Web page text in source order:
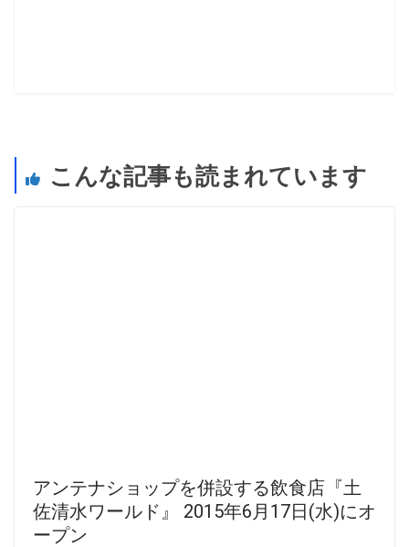
こんな記事も読まれています
アンテナショップを併設する飲食店『土
佐清水ワールド』 2015年6月17日(水)にオ
ープン